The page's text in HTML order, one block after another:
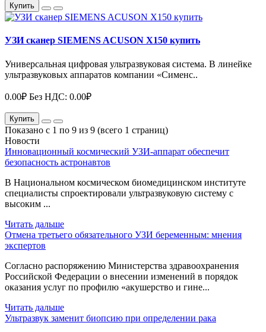
Купить
УЗИ сканер SIEMENS ACUSON Х150 купить
Универсальная цифровая ультразвуковая система. В линейке
ультразвуковых аппаратов компании «Сименс..
0.00₽ Без НДС: 0.00₽
Купить
Показано с 1 по 9 из 9 (всего 1 страниц)
Новости
Инновационный космический УЗИ-аппарат обеспечит
безопасность астронавтов
В Национальном космическом биомедицинском институте
специалисты спроектировали ультразвуковую систему с
высоким ...
Читать дальше
Отмена третьего обязательного УЗИ беременным: мнения
экспертов
Согласно распоряжению Министерства здравоохранения
Российской Федерации о внесении изменений в порядок
оказания услуг по профилю «акушерство и гине...
Читать дальше
Ультразвук заменит биопсию при определении рака